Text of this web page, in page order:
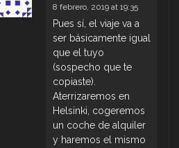
8 febrero, 2019 at 19:35
Pues sí, el viaje va a
ser básicamente igual
que el tuyo
(sospecho que te
copiaste).
Aterrizaremos en
Helsinki, cogeremos
un coche de alquiler
y haremos el mismo